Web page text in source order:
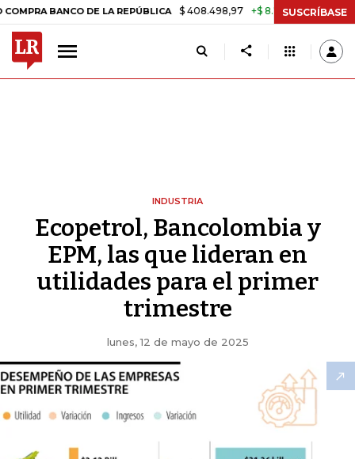
DE LA REPÚBLICA $ 408.498,97 +$ 8.753,81 +2,19% TASA
SUSCRÍBASE
INDUSTRIA
Ecopetrol, Bancolombia y
EPM, las que lideran en
utilidades para el primer
trimestre
lunes, 12 de mayo de 2025